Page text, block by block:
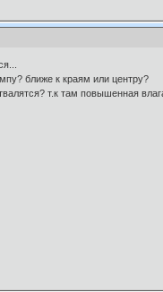
ближе к краям или центру?
т.к там повышенная